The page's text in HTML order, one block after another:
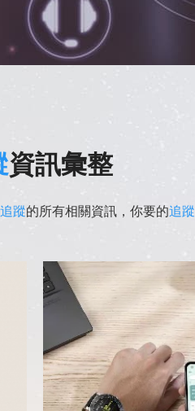
資訊彙整
追蹤的所有相關資訊，你要的追蹤